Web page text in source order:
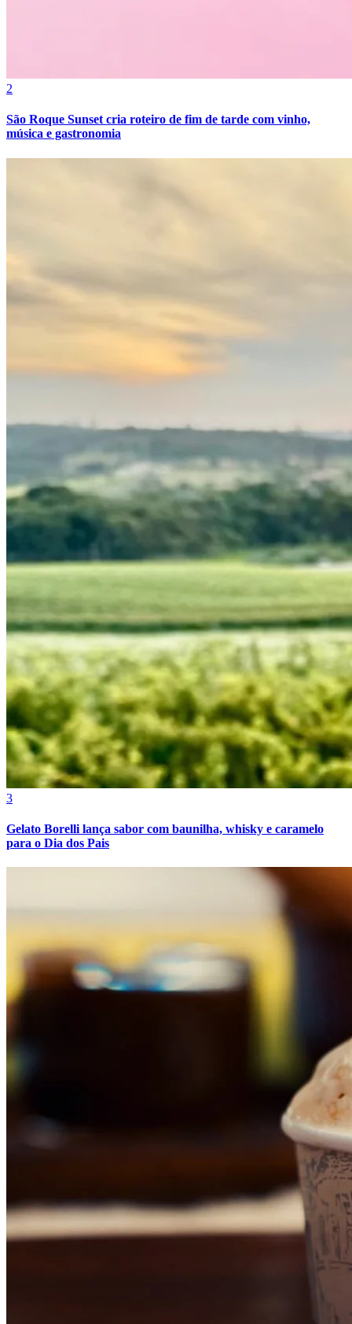
Cruzeiro
2
São Roque Sunset cria roteiro de fim de tarde com vinho,
música e gastronomia
3
Gelato Borelli lança sabor com baunilha, whisky e caramelo
para o Dia dos Pais